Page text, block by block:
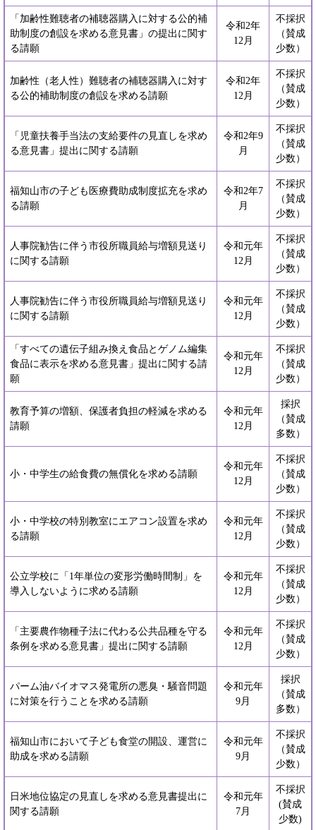
「加齢性難聴者の補聴器購入に対する公的補
助制度の創設を求める意見書」の提出に関す
る請願
令和2年
12月
不採択
（賛成
少数）
加齢性（老人性）難聴者の補聴器購入に対す
る公的補助制度の創設を求める請願
令和2年
12月
不採択
（賛成
少数）
「児童扶養手当法の支給要件の見直しを求め
る意見書」提出に関する請願
令和2年9
月
不採択
（賛成
少数）
福知山市の子ども医療費助成制度拡充を求め
る請願
令和2年7
月
不採択
（賛成
少数）
人事院勧告に伴う市役所職員給与増額見送り
に関する請願
令和元年
12月
不採択
（賛成
少数）
人事院勧告に伴う市役所職員給与増額見送り
に関する請願
令和元年
12月
不採択
（賛成
少数）
「すべての遺伝子組み換え食品とゲノム編集
食品に表示を求める意見書」提出に関する請
願
令和元年
12月
不採択
（賛成
少数）
教育予算の増額、保護者負担の軽減を求める
請願
令和元年
12月
採択
（賛成
多数）
小・中学生の給食費の無償化を求める請願
令和元年
12月
不採択
（賛成
少数）
小・中学校の特別教室にエアコン設置を求め
る請願
令和元年
12月
不採択
（賛成
少数）
公立学校に「1年単位の変形労働時間制」を
導入しないように求める請願
令和元年
12月
不採択
（賛成
少数）
「主要農作物種子法に代わる公共品種を守る
条例を求める意見書」提出に関する請願
令和元年
12月
不採択
（賛成
少数）
パーム油バイオマス発電所の悪臭・騒音問題
に対策を行うことを求める請願
令和元年
9月
採択
（賛成
多数）
福知山市において子ども食堂の開設、運営に
助成を求める請願
令和元年
9月
不採択
（賛成
少数）
日米地位協定の見直しを求める意見書提出に
関する請願
令和元年
7月
不採択
(賛成
少数)